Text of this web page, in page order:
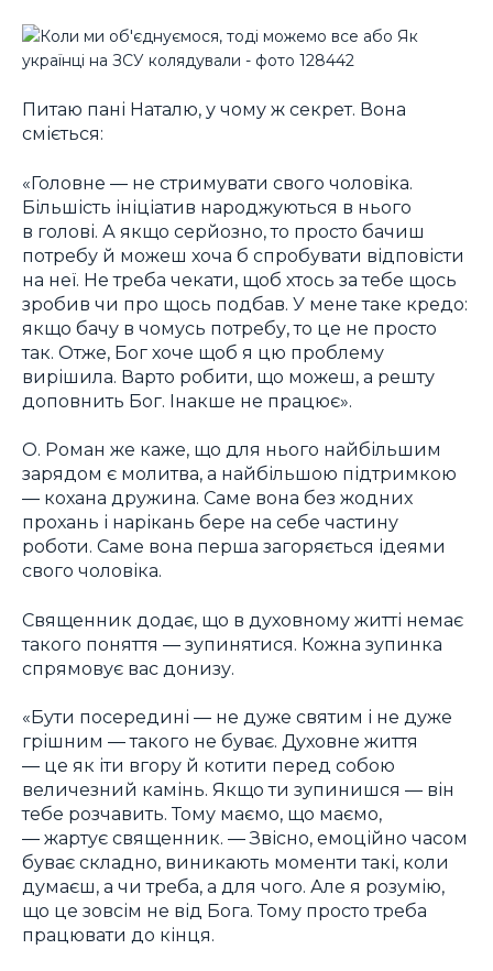
Питаю пані Наталю, у чому ж секрет. Вона
сміється:
«Головне ― не стримувати свого чоловіка.
Більшість ініціатив народжуються в нього
в голові. А якщо серйозно, то просто бачиш
потребу й можеш хоча б спробувати відповісти
на неї. Не треба чекати, щоб хтось за тебе щось
зробив чи про щось подбав. У мене таке кредо:
якщо бачу в чомусь потребу, то це не просто
так. Отже, Бог хоче щоб я цю проблему
вирішила. Варто робити, що можеш, а решту
доповнить Бог. Інакше не працює».
О. Роман же каже, що для нього найбільшим
зарядом є молитва, а найбільшою підтримкою
― кохана дружина. Саме вона без жодних
прохань і нарікань бере на себе частину
роботи. Саме вона перша загоряється ідеями
свого чоловіка.
Священник додає, що в духовному житті немає
такого поняття ― зупинятися. Кожна зупинка
спрямовує вас донизу.
«Бути посередині ― не дуже святим і не дуже
грішним ― такого не буває. Духовне життя
― це як іти вгору й котити перед собою
величезний камінь. Якщо ти зупинишся ― він
тебе розчавить. Тому маємо, що маємо,
― жартує священник. ― Звісно, емоційно часом
буває складно, виникають моменти такі, коли
думаєш, а чи треба, а для чого. Але я розумію,
що це зовсім не від Бога. Тому просто треба
працювати до кінця.